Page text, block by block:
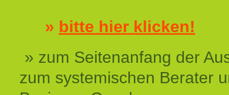
» bitte hier klicken!
» zum Seitenanfang der
zum systemischen Berater